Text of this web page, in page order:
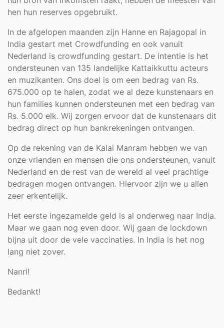
hen hun reserves opgebruikt.
In de afgelopen maanden zijn Hanne en Rajagopal in
India gestart met Crowdfunding en ook vanuit
Nederland is crowdfunding gestart. De intentie is het
ondersteunen van 135 landelijke Kattaikkuttu acteurs
en muzikanten. Ons doel is om een bedrag van Rs.
675.000 op te halen, zodat we al deze kunstenaars en
hun families kunnen ondersteunen met een bedrag van
Rs. 5.000 elk. Wij zorgen ervoor dat de kunstenaars dit
bedrag direct op hun bankrekeningen ontvangen.
Op de rekening van de Kalai Manram hebben we van
onze vrienden en mensen die ons ondersteunen, vanuit
Nederland en de rest van de wereld al veel prachtige
bedragen mogen ontvangen. Hiervoor zijn we u allen
zeer erkentelijk.
Het eerste ingezamelde geld is al onderweg naar India.
Maar we gaan nog even door. Wij gaan de lockdown
bijna uit door de vele vaccinaties. In India is het nog
lang niet zover.
Nanri!
Bedankt!